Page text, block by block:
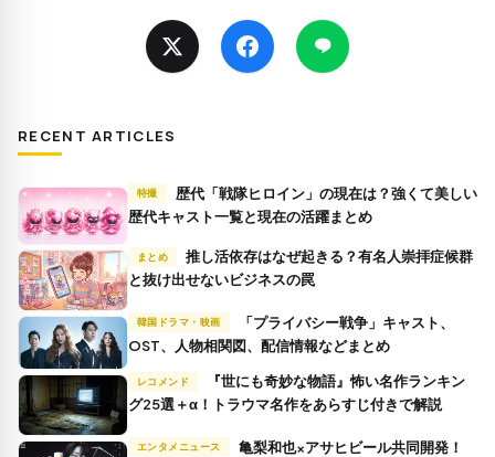
RECENT ARTICLES
特撮
歴代キャスト一覧と現在の活躍まとめ
まとめ
推し活依存はなぜ起きる？有名人崇拝症候群
と抜け出せないビジネスの罠
韓国ドラマ・映画
OST、人物相関図、配信情報などまとめ
レコメンド
グ25選＋α！トラウマ名作をあらすじ付きで解説
エンタメニュース